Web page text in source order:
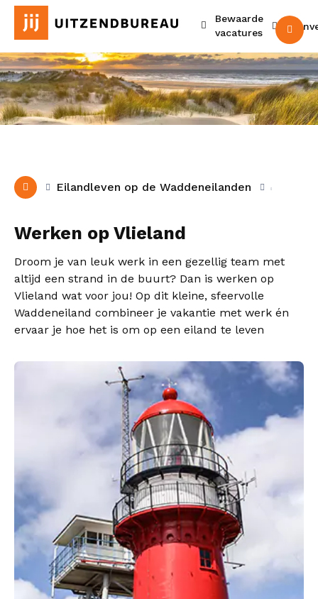
Bewaarde
vacatures
Eilandleven op de Waddeneilanden
Werken op Vlieland
Droom je van leuk werk in een gezellig team met
altijd een strand in de buurt? Dan is werken op
Vlieland wat voor jou! Op dit kleine, sfeervolle
Waddeneiland combineer je vakantie met werk én
ervaar je hoe het is om op een eiland te leven